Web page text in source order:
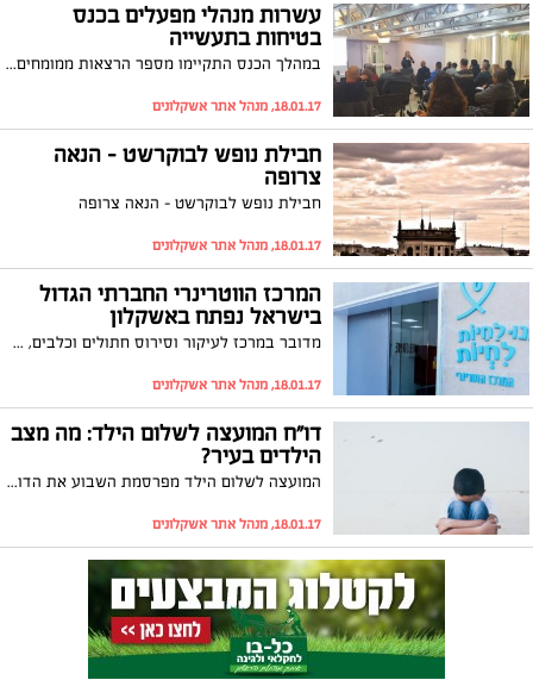
עשרות מנהלי מפעלים בכנס
בטיחות בתעשייה
במהלך הכנס התקיימו מספר הרצאות ממומחים בתחום הבטיחות בעבודה והאחריות המשפטית בנושא
18.01.17, מנהל אתר אשקלונים
חבילת נופש לבוקרשט – הנאה
צרופה
חבילת נופש לבוקרשט – הנאה צרופה
18.01.17, מנהל אתר אשקלונים
המרכז הווטרינרי החברתי הגדול
בישראל נפתח באשקלון
מדובר במרכז לעיקור וסירוס חתולים וכלבים, שיספק גם שירותים וטרינרים נוספים לכלבים וחתולים באזור הדרום. ראש העיר, איתמר שמעוני: "המרכז יהווה אב-טיפוס בקנה מידה ארצי, וכולנו מקווים שיביא למצב שבו לא ממיתים עוד בעלי חיים בריאים בישראל"
18.01.17, מנהל אתר אשקלונים
דו"ח המועצה לשלום הילד: מה מצב
הילדים בעיר?
המועצה לשלום הילד מפרסמת השבוע את הדו"ח השנתי שלה. מהדו"ח עולה תמונה קשה של עוני בקרב ילדי ישראל וכן עלייה במספר הפניות למיון ובפתיחת תיקים נגד בגירים בגין פגיעה בקטינים. כל הנתונים שפורסמו על אשקלון בכתבה שלפניכם
18.01.17, מנהל אתר אשקלונים